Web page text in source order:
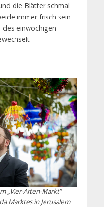
die Blätter schmal
immer frisch sein
des einwöchigen
„Vier-Arten-Markt“
Marktes in Jerusalem